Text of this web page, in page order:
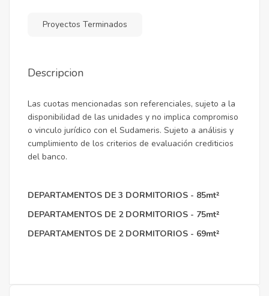
Proyectos Terminados
Descripcion
Las cuotas mencionadas son referenciales, sujeto a la
disponibilidad de las unidades y no implica compromiso
o vinculo jurídico con el Sudameris. Sujeto a análisis y
cumplimiento de los criterios de evaluación crediticios
del banco.
DEPARTAMENTOS DE 3 DORMITORIOS - 85mt²
DEPARTAMENTOS DE 2 DORMITORIOS - 75mt²
DEPARTAMENTOS DE 2 DORMITORIOS - 69mt²